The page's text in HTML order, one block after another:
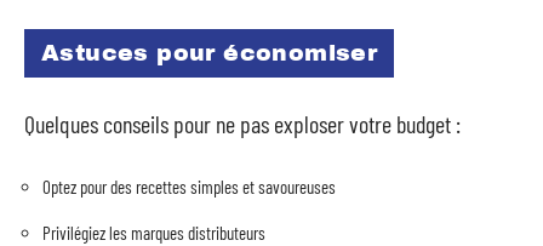
Astuces pour économiser
Quelques conseils pour ne pas exploser votre budget :
Optez pour des recettes simples et savoureuses
Privilégiez les marques distributeurs